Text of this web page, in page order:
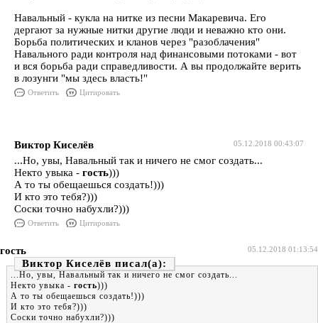
Навальный - кукла на нитке из песни Макаревича. Его
дергают за нужные нитки другие люди и неважно кто они.
Борьба политических и кланов через "разоблачения"
Навального ради контроля над финансовыми потоками - вот
и вся борьба ради справедливости. А вы продолжайте верить
в лозунги "мы здесь власть!"
Ответить Цитировать
05.12.2018 00:43:07
Виктор Киселёв
...Но, увы, Навальный так и ничего не смог создать...
Некто увыка - гость)))
А то ты обещаешься создать!)))
И кто это тебя?)))
Соски точно набухли?)))
Ответить Цитировать
05.12.2018 01:13:54
гость
Виктор Киселёв
...Но, увы, Навальный так и ничего не смог создать...
Некто увыка - гость)))
А то ты обещаешься создать!)))
И кто это тебя?)))
Соски точно набухли?)))